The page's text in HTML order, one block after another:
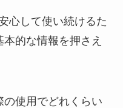
心して使い続けるた
的な情報を押さえ
使用でどれくらい